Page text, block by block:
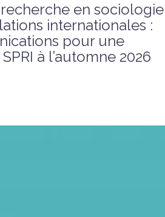
en sociologie
internationales :
pour une
à l’automne 2026